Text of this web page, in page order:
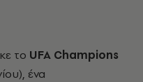
το UFA Champions
ένα